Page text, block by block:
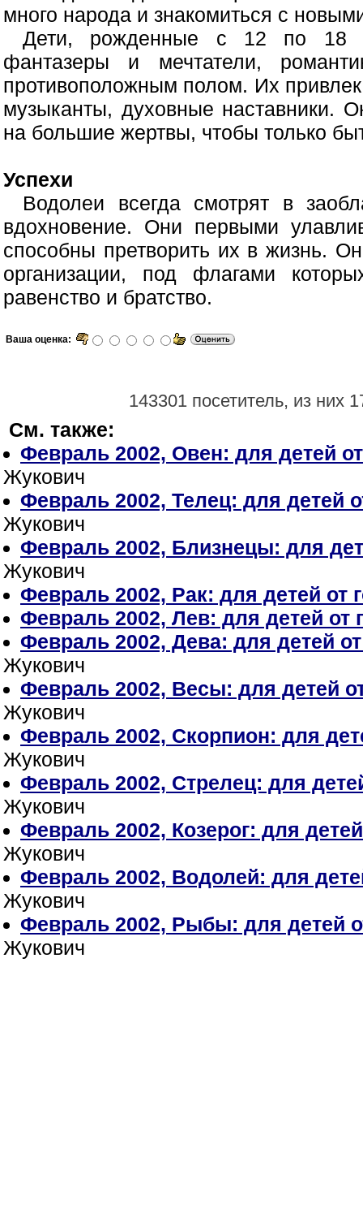
много народа и знакомиться с
Дети, рожденные с 12 по 18
фантазеры и мечтатели,
противоположным полом. Их
музыканты, духовные наставники.
на большие жертвы, чтобы только
Успехи
Водолеи всегда смотрят в
вдохновение. Они первыми
способны претворить их в жизнь.
организации, под флагами
равенство и братство.
Ваша оценка:
143301 посетитель, из них
См. также:
Февраль 2002, Овен: для детей
Жукович
Февраль 2002, Телец: для детей
Жукович
Февраль 2002, Близнецы: для
Жукович
Февраль 2002, Рак: для детей от
Февраль 2002, Лев: для детей от
Февраль 2002, Дева: для детей
Жукович
Февраль 2002, Весы: для детей
Жукович
Февраль 2002, Скорпион: для
Жукович
Февраль 2002, Стрелец: для
Жукович
Февраль 2002, Козерог: для
Жукович
Февраль 2002, Водолей: для
Жукович
Февраль 2002, Рыбы: для детей
Жукович